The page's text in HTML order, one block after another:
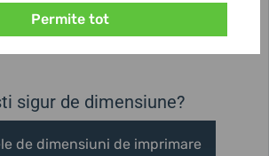
Diametrul carcasei
sigur de dimensiune?
de dimensiuni de imprimare
Permite tot